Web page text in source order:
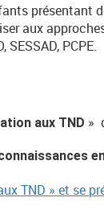
présentant
aux
SESSAD, PCPE.
aux TND »
TND » et se